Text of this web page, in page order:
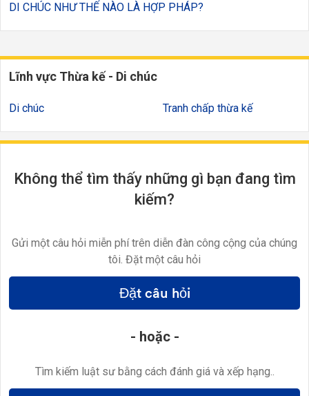
DI CHÚC NHƯ THẾ NÀO LÀ HỢP PHÁP?
Lĩnh vực Thừa kế - Di chúc
Di chúc Tranh chấp thừa kế
Không thể tìm thấy những gì bạn đang tìm
kiếm?
Gửi một câu hỏi miễn phí trên diễn đàn công cộng của chúng
tôi. Đặt một câu hỏi
Đặt câu hỏi
- hoặc -
Tìm kiếm luật sư bằng cách đánh giá và xếp hạng..